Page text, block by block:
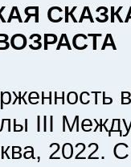
III
2022.